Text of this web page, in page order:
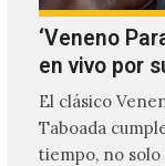
‘Veneno
en vivo por
El clásico
Taboada
tiempo, no solo